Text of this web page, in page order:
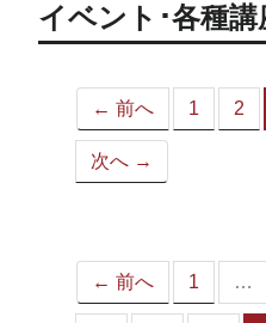
イベント･各種
← 前へ 1 2
次へ →
← 前へ 1 …